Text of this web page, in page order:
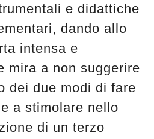
e didattiche
dando allo
intensa e
mira a non suggerire
dei due modi di fare
a stimolare nello
di un terzo